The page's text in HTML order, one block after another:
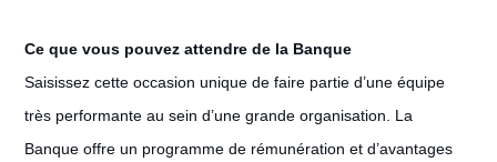
Ce que vous pouvez attendre de la Banque
Saisissez cette occasion unique de faire partie d’une équipe
très performante au sein d’une grande organisation. La
Banque offre un programme de rémunération et d’avantages